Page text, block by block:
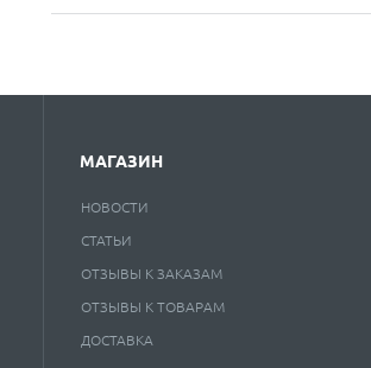
МАГАЗИН
НОВОСТИ
СТАТЬИ
ОТЗЫВЫ К ЗАКАЗАМ
ОТЗЫВЫ К ТОВАРАМ
ДОСТАВКА